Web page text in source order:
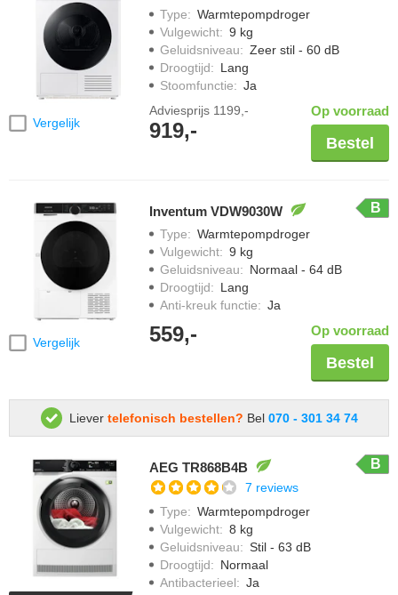
Vergelijk
Type: Warmtepompdroger
Vulgewicht: 9 kg
Geluidsniveau: Zeer stil - 60 dB
Droogtijd: Lang
Stoomfunctie: Ja
Adviesprijs 1199,-
919,-
Op voorraad
Bestel
Vergelijk
Inventum VDW9030W B
Type: Warmtepompdroger
Vulgewicht: 9 kg
Geluidsniveau: Normaal - 64 dB
Droogtijd: Lang
Anti-kreuk functie: Ja
559,- Op voorraad
Bestel
Liever telefonisch bestellen? Bel 070 - 301 34 74
AEG TR868B4B B
7 reviews
Type: Warmtepompdroger
Vulgewicht: 8 kg
Geluidsniveau: Stil - 63 dB
Droogtijd: Normaal
Antibacterieel: Ja